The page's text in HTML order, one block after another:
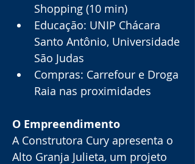
Shopping (10 min)
Educação: UNIP Chácara
Santo Antônio, Universidade
São Judas
Compras: Carrefour e Droga
Raia nas proximidades
O Empreendimento
A Construtora Cury apresenta o
Alto Granja Julieta, um projeto